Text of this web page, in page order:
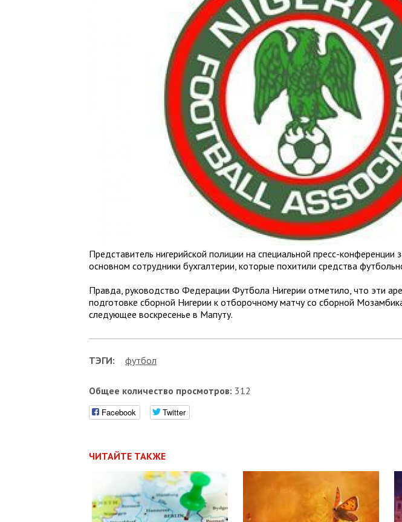
Представитель нигерийской полиции на специальной пресс-конференции
основном сотрудники бухгалтерии, которые похитили средства
Правда, руководство Федерации Футбола Нигерии отметило, что эти
подготовке сборной Нигерии к отборочному матчу со сборной
следующее воскресенье в Мапуту.
ТЭГИ: футбол
Общее количество просмотров: 312
Facebook Twitter
ЧИТАЙТЕ ТАКЖЕ